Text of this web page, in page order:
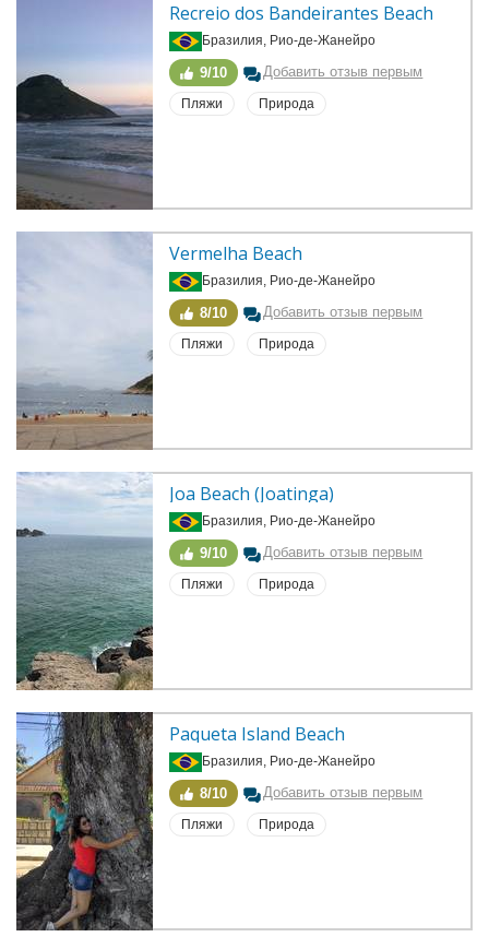
Recreio dos Bandeirantes Beach
Бразилия, Рио-де-Жанейро
9/10 Добавить отзыв первым
Пляжи Природа
Vermelha Beach
Бразилия, Рио-де-Жанейро
8/10 Добавить отзыв первым
Пляжи Природа
Joa Beach (Joatinga)
Бразилия, Рио-де-Жанейро
9/10 Добавить отзыв первым
Пляжи Природа
Paqueta Island Beach
Бразилия, Рио-де-Жанейро
8/10 Добавить отзыв первым
Пляжи Природа